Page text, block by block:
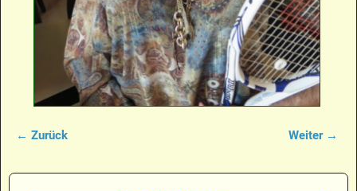
← Zurück Weiter →